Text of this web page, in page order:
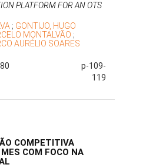
PLATFORM FOR AN OTS
; GONTIJO, HUGO
MONTALVÃO ;
AURÉLIO SOARES
p-109-
119
COMPETITIVA
COM FOCO NA